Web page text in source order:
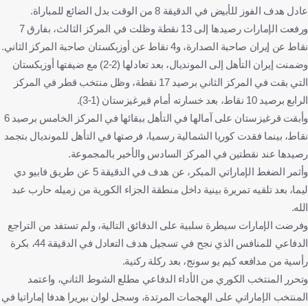
عادل هدف الفوز للأبيض في الدقيقة 8 من الوقت بدل الضائع للمباراة.
ورفعت الإمارات رصيدها إلى 13 نقطة وظلت في المركز الثالث، بفارق 7
نقاط عن إيران صاحبة الصدارة، و4 نقاط عن أوزبكستان صاحبة المركز الثاني.
وضمنت إيران التأهل إلى المونديال، بعد تعادلها (2-2) مع ضيفتها أوزبكستان
التي بقت في المركز الثاني برصيد 17 نقطة، وظل منتخب قطر في المركز
الرابع برصيد 10 نقاط، بعد خسارته أمام قيرغيزستان (1-3).
وأبقت قرغيزستان على آمالها في التأهل ببقائها في المركز الخامس برصيد 6
نقاط، بينما فقدت كوريا الشمالية رسميا، فرصتها في التأهل للمونديال بتجمد
رصيدها عند نقطتين في المركز السادس والأخير بالمجموعة.
وأثمر الضغط الإماراتي المبكر، عن هدف في الدقيقة 5 عن طريق فابيو دي
ليما، بعد تلقيه تمريرة بينية داخل منطقة الجزاء الكورية من زميله حارب عبد
الله.
وفرضت الإمارات سيطرة سلبية على الدقائق التالية، ولم تستفد من التراجع
الدفاعي للمنافس الذي نجح في تسجيل هدف التعادل في الدقيقة 44، بكرة
رأسية من مدافعه كيم يو سونج، بعد ركلة ركنية.
وتحرر المنتخب الكوري من الأداء الدفاعي مطلع الشوط الثاني، واعتمد
المنتخب الإماراتي على الهجمات المرتدة، وسجل لوان بيريرا هدفا إماراتيا في